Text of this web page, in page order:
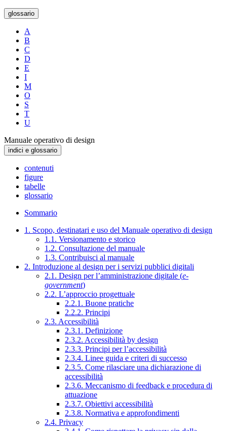
glossario
A
B
C
D
E
I
M
O
S
T
U
Manuale operativo di design
indici e glossario
contenuti
figure
tabelle
glossario
Sommario
1. Scopo, destinatari e uso del Manuale operativo di design
1.1. Versionamento e storico
1.2. Consultazione del manuale
1.3. Contribuisci al manuale
2. Introduzione al design per i servizi pubblici digitali
2.1. Design per l’amministrazione digitale (e-
government)
2.2. L’approccio progettuale
2.2.1. Buone pratiche
2.2.2. Principi
2.3. Accessibilità
2.3.1. Definizione
2.3.2. Accessibilità by design
2.3.3. Principi per l’accessibilità
2.3.4. Linee guida e criteri di successo
2.3.5. Come rilasciare una dichiarazione di
accessibilità
2.3.6. Meccanismo di feedback e procedura di
attuazione
2.3.7. Obiettivi accessibilità
2.3.8. Normativa e approfondimenti
2.4. Privacy